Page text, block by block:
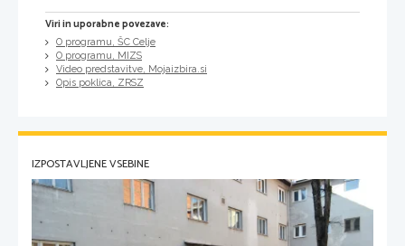
Viri in uporabne povezave:
O programu, ŠC Celje
O programu, MIZS
Video predstavitve, Mojaizbira.si
Opis poklica, ZRSZ
IZPOSTAVLJENE VSEBINE